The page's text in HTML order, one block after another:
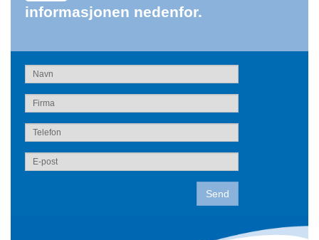
informasjonen nedenfor.
Send